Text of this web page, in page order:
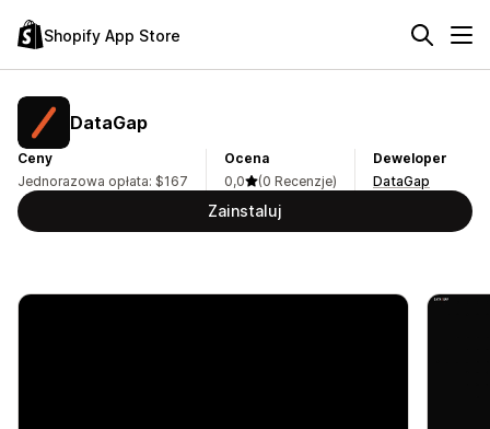
Shopify App Store
DataGap
Ceny
Jednorazowa opłata: $167
Ocena
0,0
(0 Recenzje)
Deweloper
DataGap
Zainstaluj